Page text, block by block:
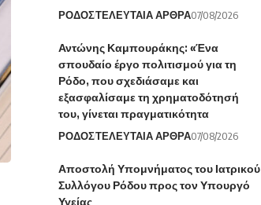
ΡΟΔΟΣΤΕΛΕΥΤΑΙΑ ΑΡΘΡΑ07/08/2026
Αντώνης Καμπουράκης: «Ένα
σπουδαίο έργο πολιτισμού για τη
Ρόδο, που σχεδιάσαμε και
εξασφαλίσαμε τη χρηματοδότησή
του, γίνεται πραγματικότητα
ΡΟΔΟΣΤΕΛΕΥΤΑΙΑ ΑΡΘΡΑ07/08/2026
Αποστολή Υπομνήματος του Ιατρικού
Συλλόγου Ρόδου προς τον Υπουργό
Υγείας